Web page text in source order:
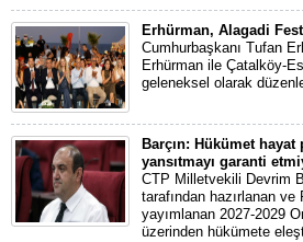
Erhürman, Alagadi
Cumhurbaşkanı Tufan
Erhürman ile Çatalköy-
geleneksel olarak
Barçın: Hükümet hayat
yansıtmayı garanti
CTP Milletvekili Devrim
tarafından hazırlanan ve
yayımlanan 2027-2029
üzerinden hükümete